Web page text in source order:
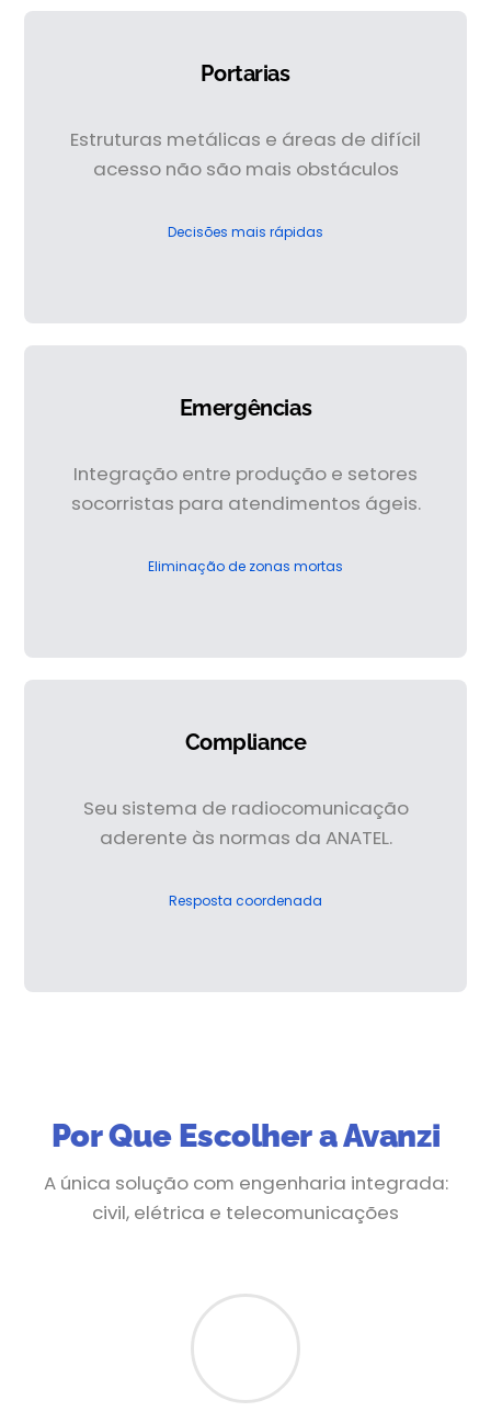
Portarias
Estruturas metálicas e áreas de difícil
acesso não são mais obstáculos
Decisões mais rápidas
Emergências
Integração entre produção e setores
socorristas para atendimentos ágeis.
Eliminação de zonas mortas
Compliance
Seu sistema de radiocomunicação
aderente às normas da ANATEL.
Resposta coordenada
Por Que Escolher a Avanzi
A única solução com engenharia integrada:
civil, elétrica e telecomunicações